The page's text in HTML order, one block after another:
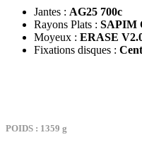
Jantes : AG25 700c
Rayons Plats : SAPIM
Moyeux : ERASE
Fixations disques :
POIDS : 1359 g